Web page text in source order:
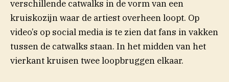
verschillende catwalks in de vorm van een
kruiskozijn(opent in nieuw venster)
waar de artiest overheen loopt. Op
video’s op social media is te zien dat fans in vakken
tussen de catwalks staan. In het midden van het
vierkant kruisen twee loopbruggen elkaar.